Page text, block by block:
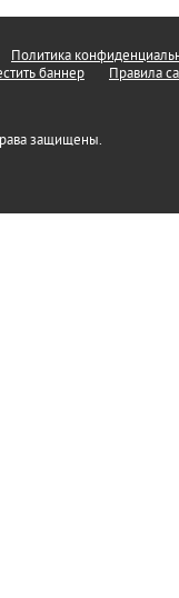
Политика
баннер Правила
защищены.